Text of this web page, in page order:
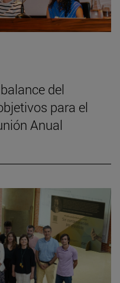
del
para el
Anual